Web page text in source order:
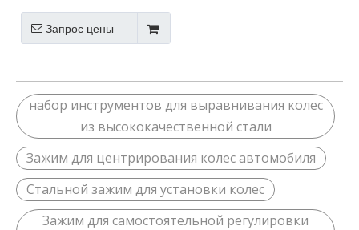
Запрос цены
набор инструментов для выравнивания колес
из высококачественной стали
Зажим для центрирования колес автомобиля
Стальной зажим для установки колес
Зажим для самостоятельной регулировки